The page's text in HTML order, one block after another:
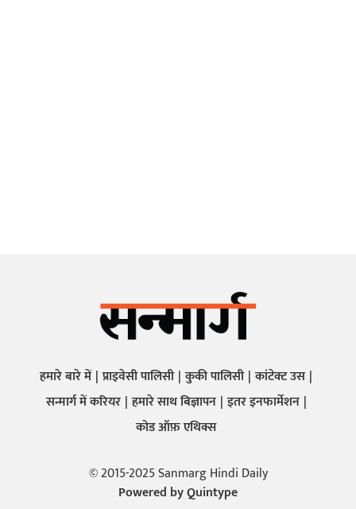
हमारे बारे में प्राइवेसी पालिसी कुकी पालिसी कांटेक्ट उस
सन्मार्ग में करियर हमारे साथ बिज्ञापन इतर इनफार्मेशन
कोड ऑफ़ एथिक्स
© 2015-2025 Sanmarg Hindi Daily
Powered byQuintype